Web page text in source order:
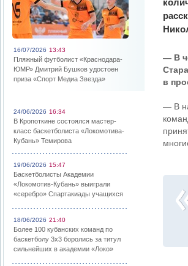
16/07/2026 13:43
Пляжный футболист «Краснодара-
ЮМР» Дмитрий Бушков удостоен
приза «Спорт Медиа Звезда»
24/06/2026 16:34
В Кропоткине состоялся мастер-
класс баскетболиста «Локомотива-
Кубань» Темирова
19/06/2026 15:47
Баскетболисты Академии
«Локомотив-Кубань» выиграли
«серебро» Спартакиады учащихся
18/06/2026 21:40
Более 100 кубанских команд по
баскетболу 3х3 боролись за титул
сильнейших в академии «Локо»
— В
в
— В